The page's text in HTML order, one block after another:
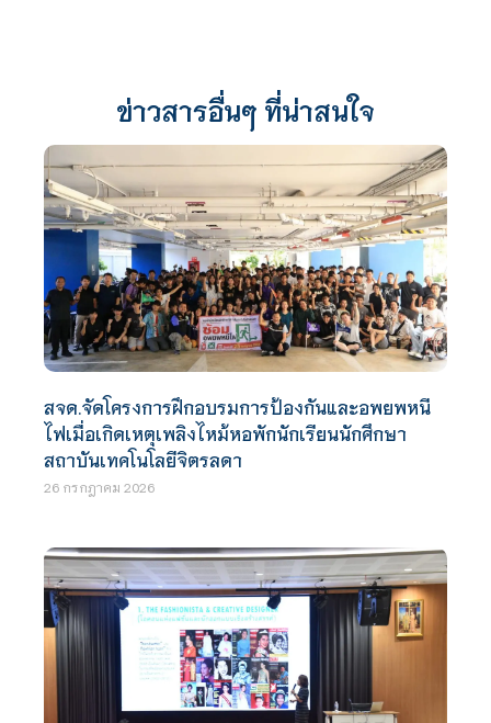
ข่าวสารอื่นๆ ที่น่าสนใจ
สจด.จัดโครงการฝึกอบรมการป้องกันและอพยพหนี
ไฟเมื่อเกิดเหตุเพลิงไหม้หอพักนักเรียนนักศึกษา
สถาบันเทคโนโลยีจิตรลดา
26 กรกฎาคม 2026